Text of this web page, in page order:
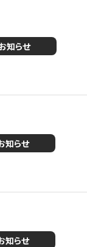
知らせ
知らせ
知らせ